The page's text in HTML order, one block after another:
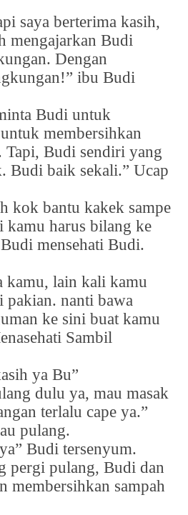
saya berterima kasih,
mengajarkan Budi
Dengan
ibu Budi
Budi untuk
membersihkan
Tapi, Budi sendiri yang
Budi baik sekali.” Ucap
kok bantu kakek sampe
harus bilang ke
mensehati Budi.
kamu, lain kali kamu
pakian. nanti bawa
ke sini buat kamu
Sambil
ya Bu”
dulu ya, mau masak
terlalu cape ya.”
pulang.
Budi tersenyum.
pergi pulang, Budi dan
membersihkan sampah